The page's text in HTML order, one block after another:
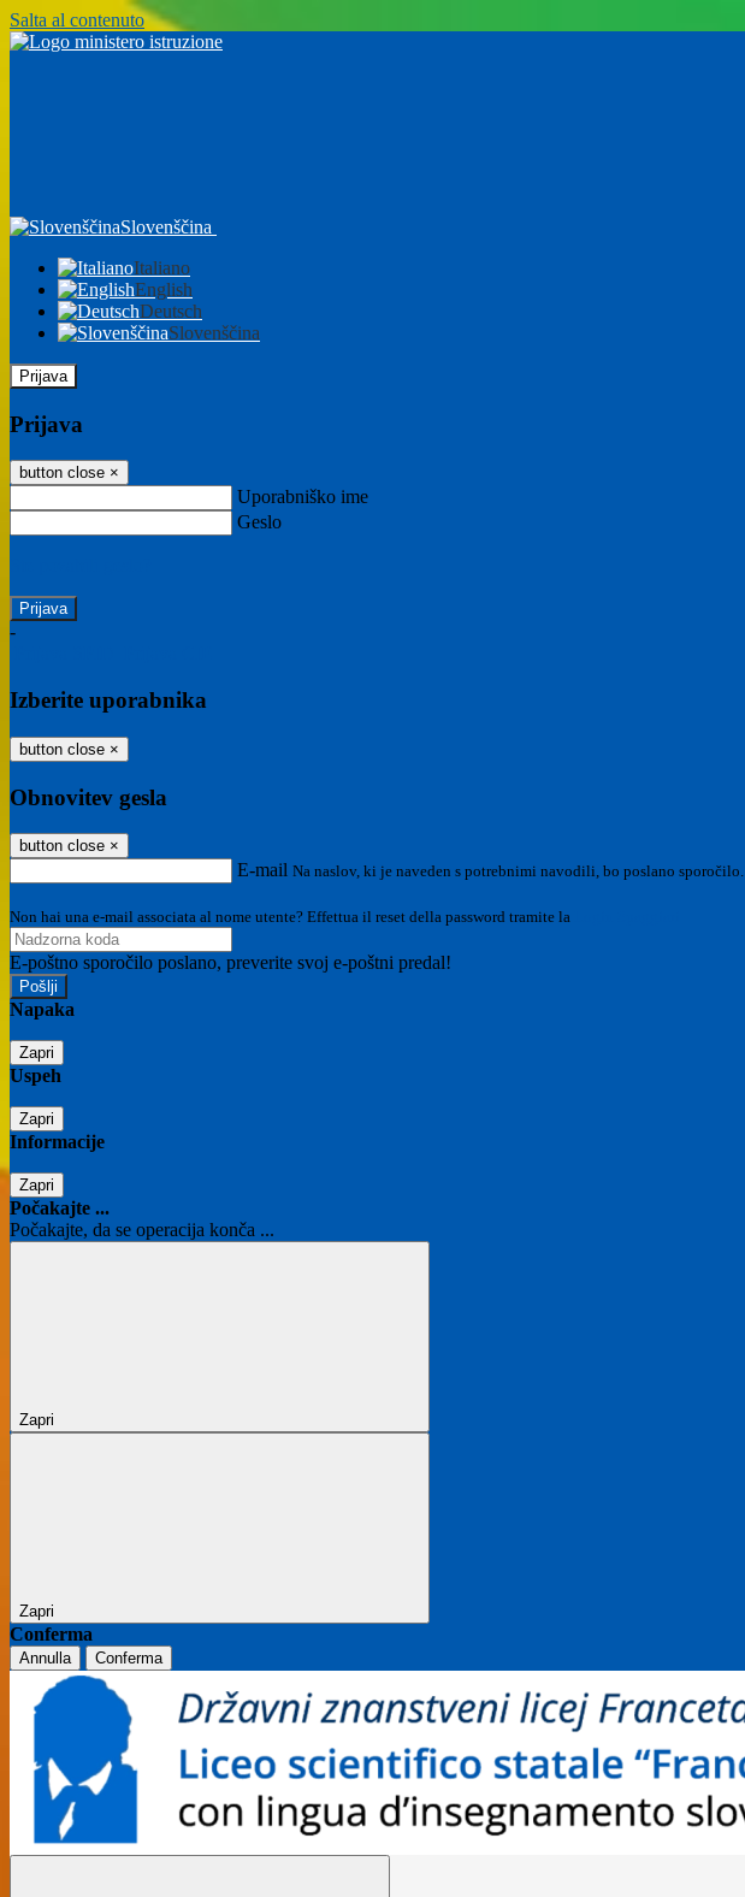
Salta al contenuto
Slovenščina
Italiano
English
Deutsch
Slovenščina
Prijava
Prijava
button close ×
Uporabniško ime
Geslo
-
Izberite uporabnika
button close ×
Obnovitev gesla
button close ×
E-mail Na naslov, ki je naveden s potrebnimi navodili, bo poslano sporočilo.
Non hai una e-mail associata al nome utente? Effettua il reset della password tramite la
E-poštno sporočilo poslano, preverite svoj e-poštni predal!
Napaka
Zapri
Uspeh
Zapri
Informacije
Zapri
Počakajte ...
Počakajte, da se operacija konča ...
Zapri
Zapri
Conferma
Annulla Conferma